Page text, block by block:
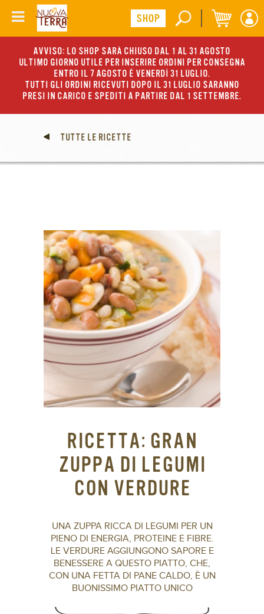
AVVISO: LO SHOP SARÀ CHIUSO DAL 1 AL 31 AGOSTO
ULTIMO GIORNO UTILE PER INSERIRE ORDINI PER CONSEGNA
ENTRO IL 7 AGOSTO È VENERDÌ 31 LUGLIO.
TUTTI GLI ORDINI RICEVUTI DOPO IL 31 LUGLIO SARANNO
PRESI IN CARICO E SPEDITI A PARTIRE DAL 1 SETTEMBRE.
TUTTE LE RICETTE
RICETTA: GRAN
ZUPPA DI LEGUMI
CON VERDURE
UNA ZUPPA RICCA DI LEGUMI PER UN
PIENO DI ENERGIA, PROTEINE E FIBRE.
LE VERDURE AGGIUNGONO SAPORE E
BENESSERE A QUESTO PIATTO, CHE,
CON UNA FETTA DI PANE CALDO, È UN
BUONISSIMO PIATTO UNICO